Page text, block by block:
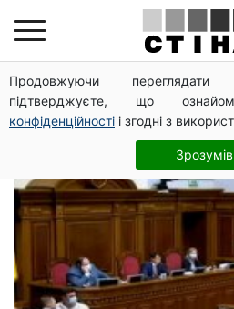
Продовжуючи
підтверджуєте, що
конфіденційності і згодні з
Зрозумів
війна